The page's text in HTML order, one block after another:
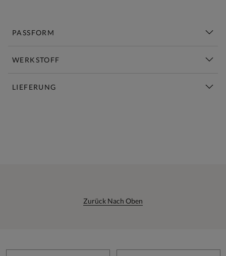
PASSFORM
WERKSTOFF
LIEFERUNG
Zurück Nach Oben